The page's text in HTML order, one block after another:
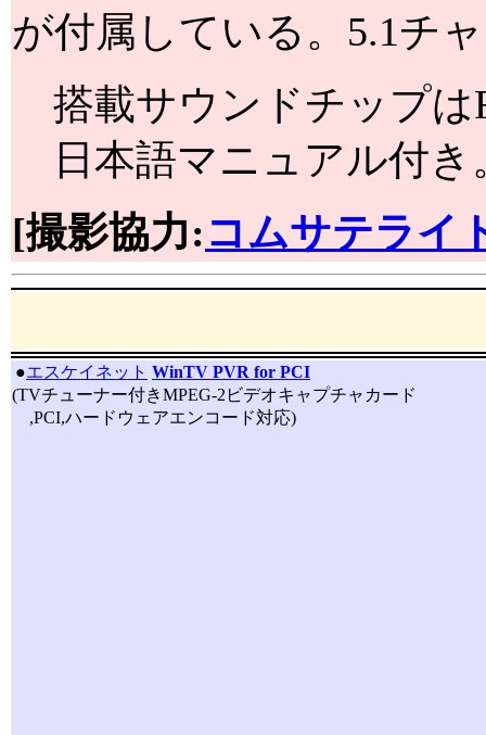
が付属している。5.1チ
搭載サウンドチップは
日本語マニュアル付き
[撮影協力:コムサテライ
●エスケイネット WinTV PVR for PCI
(TVチューナー付きMPEG-2ビデオキャプチャカード
,PCI,ハードウェアエンコード対応)